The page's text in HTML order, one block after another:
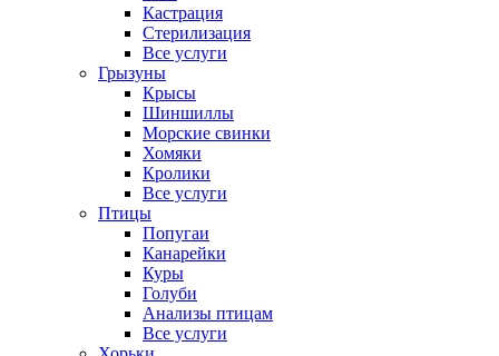
Кастрация
Стерилизация
Все услуги
Грызуны
Крысы
Шиншиллы
Морские свинки
Хомяки
Кролики
Все услуги
Птицы
Попугаи
Канарейки
Куры
Голуби
Анализы птицам
Все услуги